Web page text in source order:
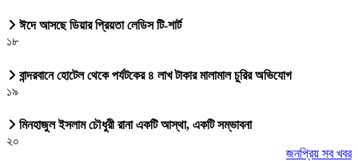
ঈদে আসছে ডিয়ার প্রিয়তা লেডিস টি-শার্ট
১৮
বান্দরবানে হোটেল থেকে পর্যটকের ৪ লাখ টাকার মালামাল চুরির অভিযোগ
১৯
মিনহাজুল ইসলাম চৌধুরী রানা একটি আস্থা, একটি সম্ভাবনা
২০
জনপ্রিয় সব খবর